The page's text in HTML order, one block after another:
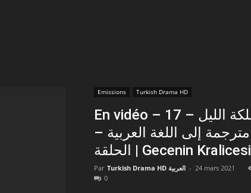
Emissions Turkish Drama HD
En vidéo – 17 ملكة الليل –
مترجمة إلى اللغة العربية –
الحلقة | Gecenin Kralicesi
Par Turkish Drama HD العربية - 24 mars 2021
0